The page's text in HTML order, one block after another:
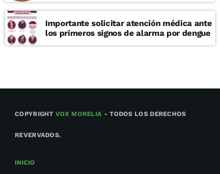
Importante solicitar atención médica ante
los primeros signos de alarma por dengue
COPYRIGHTVOX MORELIA - TODOS LOS DERECHOS
REVERVADOS.
INICIO